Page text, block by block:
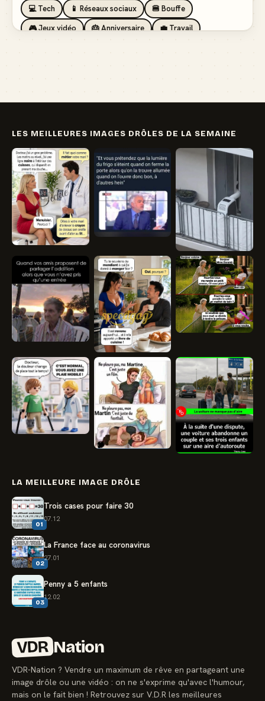
💻 Tech
📱 Réseaux sociaux
🍔 Bouffe
🎮 Jeux vidéo
🎂 Anniversaire
💼 Travail
LES MEILLEURES IMAGES DRÔLES DE LA SEMAINE
LA MEILLEURE IMAGE DRÔLE
01
Trois cases pour faire 30
07.12
02
La France face au coronavirus
27.01
03
Penny a 5 enfants
12.02
VDR Nation
VDR-Nation ? Vendre un maximum de rêve en partageant une
image drôle ou une vidéo : on ne s'exprime qu'avec l'humour,
mais on le fait bien ! Retrouvez sur V.D.R les meilleures